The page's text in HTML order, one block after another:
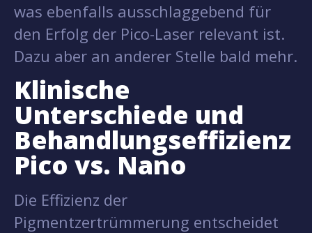
was ebenfalls ausschlaggebend für
den Erfolg der Pico-Laser relevant ist.
Dazu aber an anderer Stelle bald mehr.
Klinische
Unterschiede und
Behandlungseffizienz
Pico vs. Nano
Die Effizienz der
Pigmentzertrümmerung entscheidet